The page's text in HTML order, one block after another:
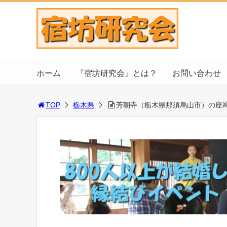
ホーム 『宿坊研究会』とは？ お問い合わせ
TOP 栃木県 芳朝寺（栃木県那須烏山市）の座